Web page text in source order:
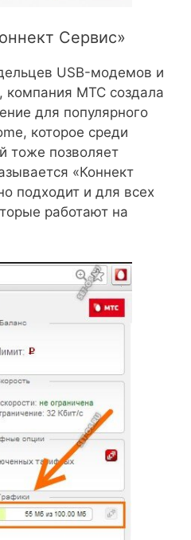
Сервис»
USB-модемов и
компания МТС создала
для популярного
которое среди
тоже позволяет
«Коннект
подходит и для всех
работают на